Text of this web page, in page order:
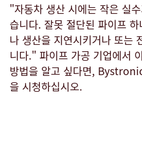
"자동차 생산 시에는 작은 실
습니다. 잘못 절단된 파이프
나 생산을 지연시키거나 또는
니다." 파이프 가공 기업에서
방법을 알고 싶다면,
을 시청하십시오.